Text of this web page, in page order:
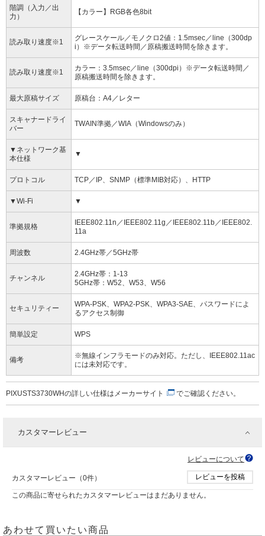
階調（入力／出
力）
【カラー】RGB各色8bit
読み取り速度※1
グレースケール／モノクロ2値：1.5msec／line（300dp
i）※データ転送時間／原稿搬送時間を除きます。
読み取り速度※1
カラー：3.5msec／line（300dpi）※データ転送時間／
原稿搬送時間を除きます。
最大原稿サイズ 原稿台：A4／レター
スキャナードライ
バー
TWAIN準拠／WIA（Windowsのみ）
▼ネットワーク基
本仕様
▼
プロトコル TCP／IP、SNMP（標準MIB対応）、HTTP
▼Wi-Fi ▼
準拠規格
IEEE802.11n／IEEE802.11g／IEEE802.11b／IEEE802.
11a
周波数 2.4GHz帯／5GHz帯
チャンネル
2.4GHz帯：1-13
5GHz帯：W52、W53、W56
セキュリティー
WPA-PSK、WPA2-PSK、WPA3-SAE、パスワードによ
るアクセス制御
簡単設定 WPS
備考
※無線インフラモードのみ対応。ただし、IEEE802.11ac
には未対応です。
PIXUSTS3730WHの詳しい仕様は メーカーサイト でご確認ください。
カスタマーレビュー
レビューについて
カスタマーレビュー（0件） レビューを投稿
この商品に寄せられたカスタマーレビューはまだありません。
あわせて買いたい商品